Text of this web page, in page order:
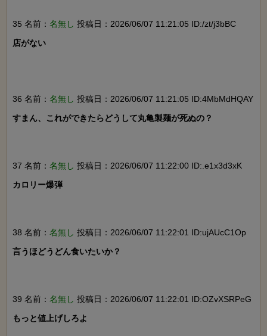
35 名前： 名無し 投稿日：2026/06/07 11:21:05 ID:/zt/j3bBC
店がない
36 名前： 名無し 投稿日：2026/06/07 11:21:05 ID:4MbMdHQAY
すまん、これができたらどうして丸亀製麺が死ぬの？
37 名前： 名無し 投稿日：2026/06/07 11:22:00 ID:.e1x3d3xK
カロリー爆弾
38 名前： 名無し 投稿日：2026/06/07 11:22:01 ID:ujAUcC1Op
言うほどうどん食いたいか？
39 名前： 名無し 投稿日：2026/06/07 11:22:01 ID:OZvXSRPeG
もっと値上げしろよ